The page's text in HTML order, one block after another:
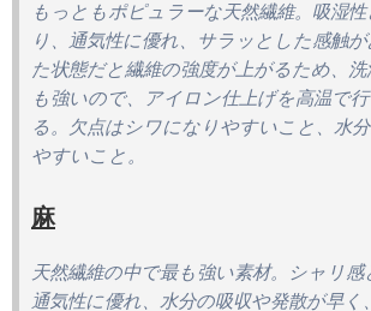
もっともポピュラーな天然繊維。吸湿
り、通気性に優れ、サラッとした感触
た状態だと繊維の強度が上がるため、
も強いので、アイロン仕上げを高温で
る。欠点はシワになりやすいこと、水
やすいこと。
麻
天然繊維の中で最も強い素材。シャリ感
通気性に優れ、水分の吸収や発散が早く